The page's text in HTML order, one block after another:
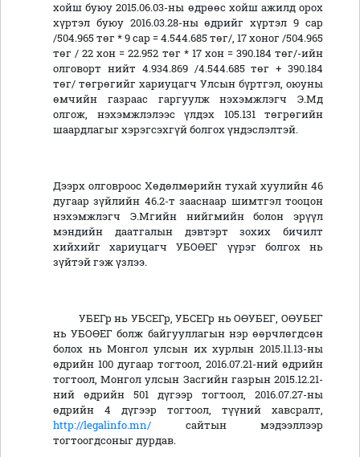
хойш буюу 2015.06.03-ны өдрөөс хойш ажилд орох
хүртэл буюу 2016.03.28-ны өдрийг хүртэл 9 сар
/504.965 төг * 9 сар = 4.544.685 төг/, 17 хоног /504.965
төг / 22 хон = 22.952 төг * 17 хон = 390.184 төг/-ийн
олговорт нийт 4.934.869 /4.544.685 төг + 390.184
төг/ төгрөгийг хариуцагч Улсын бүртгэл, оюуны
өмчийн газраас гаргуулж нэхэмжлэгч Э.Мд
олгож, нэхэмжлэлээс үлдэх 105.131 төгрөгийн
шаардлагыг хэрэгсэхгүй болгох үндэслэлтэй.
Дээрх олговроос Хөдөлмөрийн тухай хуулийн 46
дугаар зүйлийн 46.2-т зааснаар шимтгэл тооцон
нэхэмжлэгч Э.Мгийн нийгмийн болон эрүүл
мэндийн даатгалын дэвтэрт зохих бичилт
хийхийг хариуцагч УБОӨЕГ үүрэг болгох нь
зүйтэй гэж үзлээ.
УБЕГр нь УБСЕГр, УБСЕГр нь ОӨУБЕГ, ОӨУБЕГ
нь УБОӨЕГ болж байгууллагын нэр өөрчлөгдсөн
болох нь Монгол улсын их хурлын 2015.11.13-ны
өдрийн 100 дугаар тогтоол, 2016.07.21-ний өдрийн
тогтоол, Монгол улсын Засгийн газрын 2015.12.21-
ний өдрийн 501 дүгээр тогтоол, 2016.07.27-ны
өдрийн 4 дүгээр тогтоол, түүний хавсралт,
http://legalinfo.mn/ сайтын мэдээллээр
тогтоогдсоныг дурдав.